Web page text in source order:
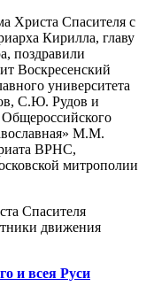
Христа Спасителя с
Кирилла, главу
поздравили
Воскресенский
университета
С.Ю. Рудов и
Общероссийского
М.М.
ВРНС,
митрополии
Спасителя
движения
и всея Руси